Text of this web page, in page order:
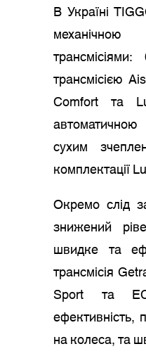
В Україні
трансмісією
Comfort та
сухим
комплектації
Окремо слід
знижений
швидке та
трансмісія
Sport та
ефективність,
на колеса, та